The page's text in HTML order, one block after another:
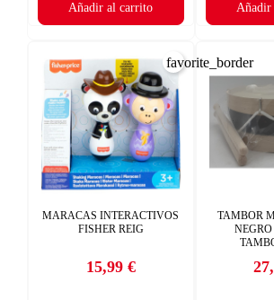
Añadir al carrito Añadir
MARACAS INTERACTIVOS
FISHER REIG
Precio
15,99 €
favorite_border
TAMBOR